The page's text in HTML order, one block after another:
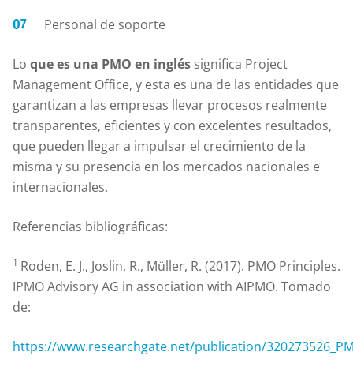
Personal de soporte
Lo que es una PMO en inglés significa Project
Management Office, y esta es una de las entidades que
garantizan a las empresas llevar procesos realmente
transparentes, eficientes y con excelentes resultados,
que pueden llegar a impulsar el crecimiento de la
misma y su presencia en los mercados nacionales e
internacionales.
Referencias bibliográficas:
1 Roden, E. J., Joslin, R., Müller, R. (2017). PMO Principles.
IPMO Advisory AG in association with AIPMO. Tomado
de:
https://www.researchgate.net/publication/